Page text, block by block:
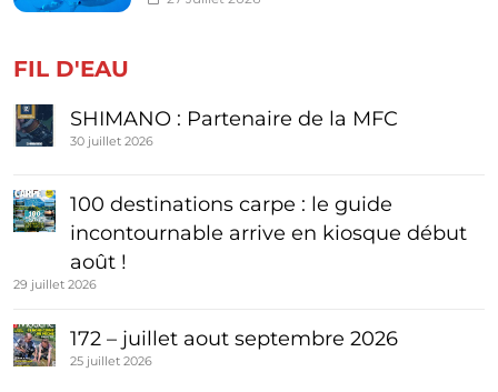
FIL D'EAU
SHIMANO : Partenaire de la MFC
30 juillet 2026
100 destinations carpe : le guide
incontournable arrive en kiosque début
août !
29 juillet 2026
172 – juillet aout septembre 2026
25 juillet 2026